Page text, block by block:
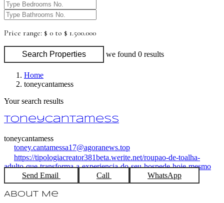
Price range: $ 0 to $ 1.500.000
Search Properties we found 0 results
Home
toneycantamess
Your search results
toneycantamess
toneycantamess
toney.cantamessa17@agoranews.top
https://tipologiacreator381beta.werite.net/roupao-de-toalha-
adulto-que-transforma-a-experiencia-do-seu-hospede-hoje-mesmo
Send Email
Call WhatsApp
About Me